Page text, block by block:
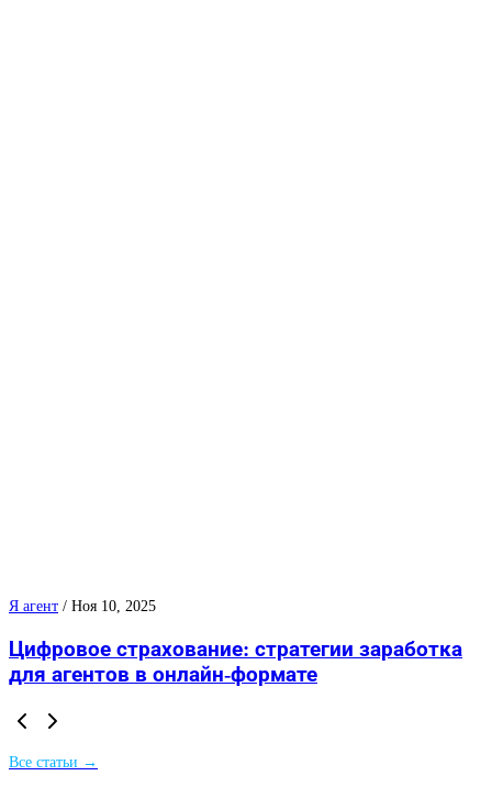
Я агент / Ноя 10, 2025
Цифровое страхование: стратегии заработка
для агентов в онлайн-формате
Все статьи →